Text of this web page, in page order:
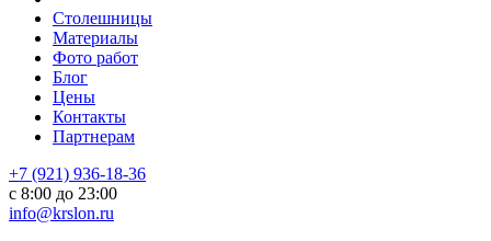
Столешницы
Материалы
Фото работ
Блог
Цены
Контакты
Партнерам
+7 (921) 936-18-36
с 8:00 до 23:00
info@krslon.ru